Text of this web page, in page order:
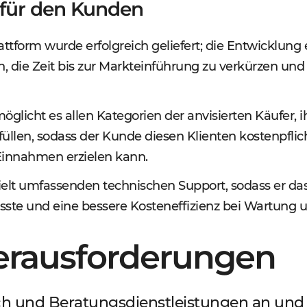
den Kunden
wurde erfolgreich geliefert; die Entwicklung
die Zeit bis zur Markteinführung zu verkürzen
es allen Kategorien der anvisierten Käufer,
sodass der Kunde diesen Klienten
erzielen kann.
umfassenden technischen Support, sodass er
und eine bessere Kosteneffizienz bei Wartung
und Beratungsdienstleistungen an